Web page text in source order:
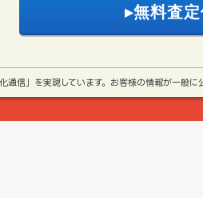
通信」を実現しています。お客様の情報が一般